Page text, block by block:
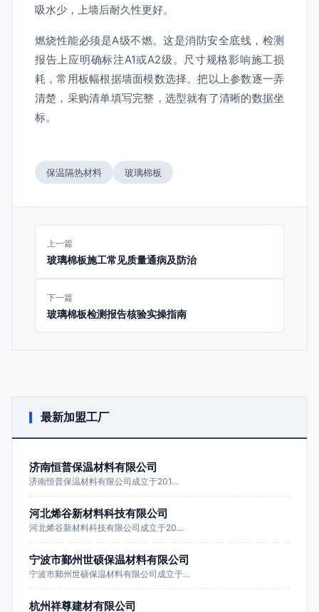
吸水少，上墙后耐久性更好。
燃烧性能必须是A级不燃。这是消防安全底线，检测
报告上应明确标注A1或A2级。尺寸规格影响施工损
耗，常用板幅根据墙面模数选择。把以上参数逐一弄
清楚，采购清单填写完整，选型就有了清晰的数据坐
标。
保温隔热材料 玻璃棉板
上一篇
玻璃棉板施工常见质量通病及防治
下一篇
玻璃棉板检测报告核验实操指南
最新加盟工厂
济南恒普保温材料有限公司
济南恒普保温材料有限公司成立于201…
河北烯谷新材料科技有限公司
河北烯谷新材料科技有限公司成立于20…
宁波市鄞州世硕保温材料有限公司
宁波市鄞州世硕保温材料有限公司成立于…
杭州祥尊建材有限公司